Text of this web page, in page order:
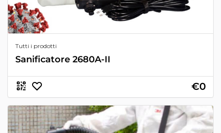
Tutti i prodotti
Sanificatore 2680A-II
€0